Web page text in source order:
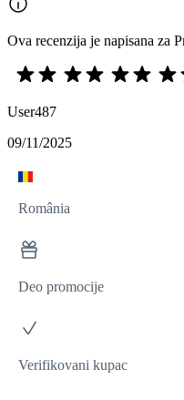
Ova recenzija je napisana za
User487
09/11/2025
România
Deo promocije
Verifikovani kupac